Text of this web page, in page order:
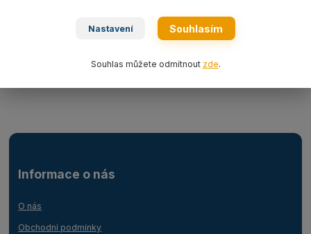
Příslušenství/náhradní díly
Informace o nás
O nás
Obchodní podmínky
Nastavení Souhlasím
Souhlas můžete odmítnout zde.